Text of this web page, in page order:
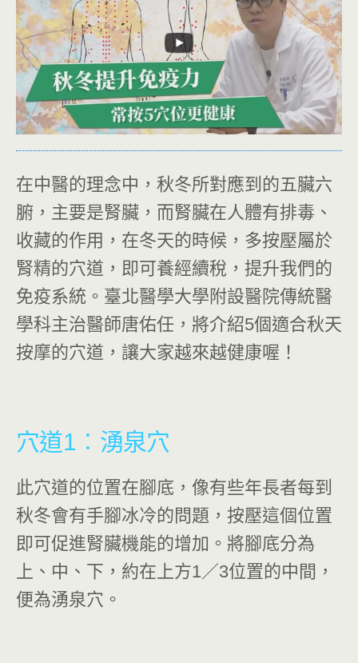
在中醫的理念中，秋冬所對應到的五臟六
腑，主要是腎臟，而腎臟在人體有排毒、
收藏的作用，在冬天的時候，多按壓屬於
腎精的穴道，即可養經續稅，提升我們的
免疫系統。臺北醫學大學附設醫院傳統醫
學科主治醫師唐佑任，將介紹5個適合秋天
按摩的穴道，讓大家越來越健康喔！
穴道1 ︰ 湧泉穴
此穴道的位置在腳底，像有些年長者每到
秋冬會有手腳冰冷的問題，按壓這個位置
即可促進腎臟機能的增加。將腳底分為
上、中、下，約在上方1／3位置的中間，
便為湧泉穴。